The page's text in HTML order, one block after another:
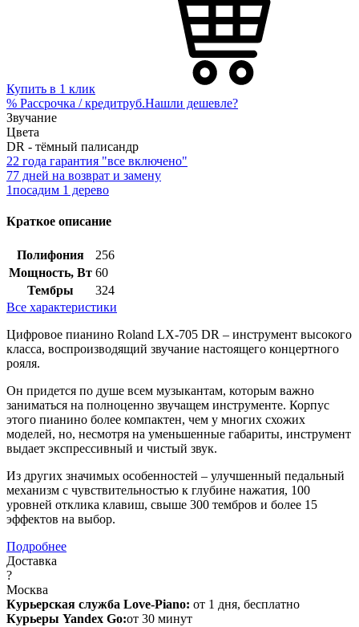
Купить в 1 клик
% Рассрочка / кредитруб.Нашли дешевле?
Звучание
Цвета
DR - тёмный палисандр
22 года гарантия "все включено"
77 дней на возврат и замену
1посадим 1 дерево
Краткое описание
Полифония
256
Мощность, Вт 60
Тембры
324
Все характеристики
Цифровое пианино Roland LX-705 DR – инструмент высокого
класса, воспроизводящий звучание настоящего концертного
рояля.
Он придется по душе всем музыкантам, которым важно
заниматься на полноценно звучащем инструменте. Корпус
этого пианино более компактен, чем у многих схожих
моделей, но, несмотря на уменьшенные габариты, инструмент
выдает экспрессивный и чистый звук.
Из других значимых особенностей – улучшенный педальный
механизм с чувствительностью к глубине нажатия, 100
уровней отклика клавиш, свыше 300 тембров и более 15
эффектов на выбор.
Подробнее
Доставка
?
Москва
Курьерская служба Love-Piano: от 1 дня, бесплатно
Курьеры Yandex Go:от 30 минут